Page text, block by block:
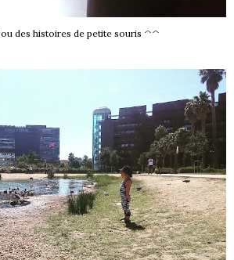
des histoires de petite souris ^^